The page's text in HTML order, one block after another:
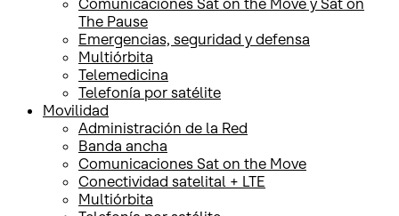
Comunicaciones Sat on the Move y Sat on
The Pause
Emergencias, seguridad y defensa
Multiórbita
Telemedicina
Telefonía por satélite
Movilidad
Administración de la Red
Banda ancha
Comunicaciones Sat on the Move
Conectividad satelital + LTE
Multiórbita